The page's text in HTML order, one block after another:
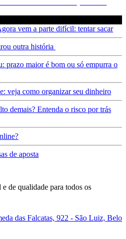
vem a parte difícil: tentar sacar
outra história
prazo maior é bom ou só empurra o
veja como organizar seu dinheiro
demais? Entenda o risco por trás
de aposta
de qualidade para todos os
das Falcatas, 922 - São Luiz, Belo